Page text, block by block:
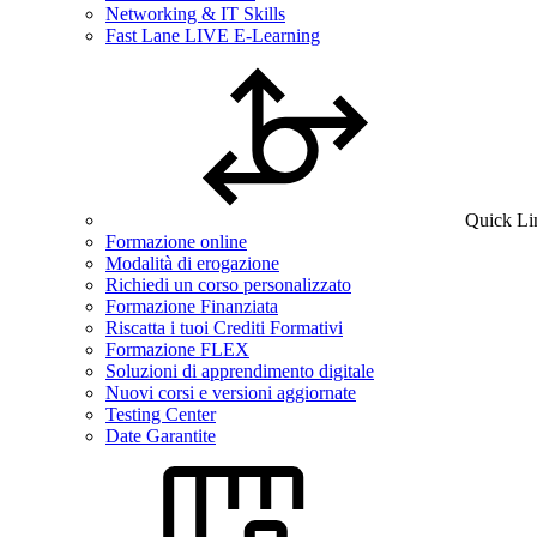
Networking & IT Skills
Fast Lane LIVE E-Learning
Quick
Formazione online
Modalità di erogazione
Richiedi un corso personalizzato
Formazione Finanziata
Riscatta i tuoi Crediti Formativi
Formazione FLEX
Soluzioni di apprendimento digitale
Nuovi corsi e versioni aggiornate
Testing Center
Date Garantite